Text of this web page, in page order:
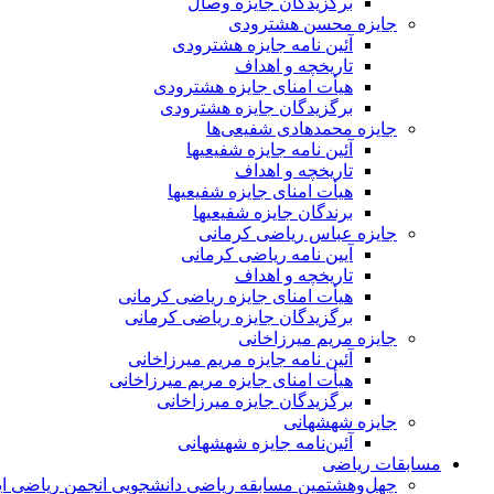
جایزه محسن هشترودی
آئین نامه جایزه هشترودی
تاریخچه و اهداف
هیأت امنای جایزه هشترودی
برگزیدگان جایزه هشترودی
جایزه محمدهادی شفیعی‌ها
آئین نامه جایزه شفیعیها
تاریخچه و اهداف
هیأت امنای جایزه شفیعیها
برندگان جایزه شفیعیها
جایزه عباس ریاضی کرمانی
آیین نامه ریاضی کرمانی
تاریخچه و اهداف
هیأت امنای جایزه ریاضی کرمانی
برگزیدگان جایزه ریاضی کرمانی
جایزه مریم میرزاخانی
آئین نامه جایزه مریم میرزاخانی
هیأت امنای جایزه مریم میرزاخانی
برگزیدگان جایزه میرزاخانی
جایزه شهشهانی
آئین‌نامه جایزه شهشهانی
مسابقات ریاضی
چهل‌و‌هشتمین مسابقه ریاضی دانشجویی انجمن ریاضی